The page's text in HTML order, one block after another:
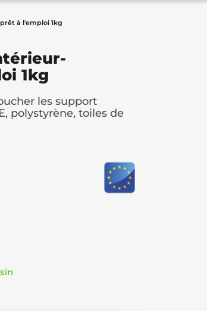
à l'emploi 1kg
1kg
les support
polystyrène, toiles de